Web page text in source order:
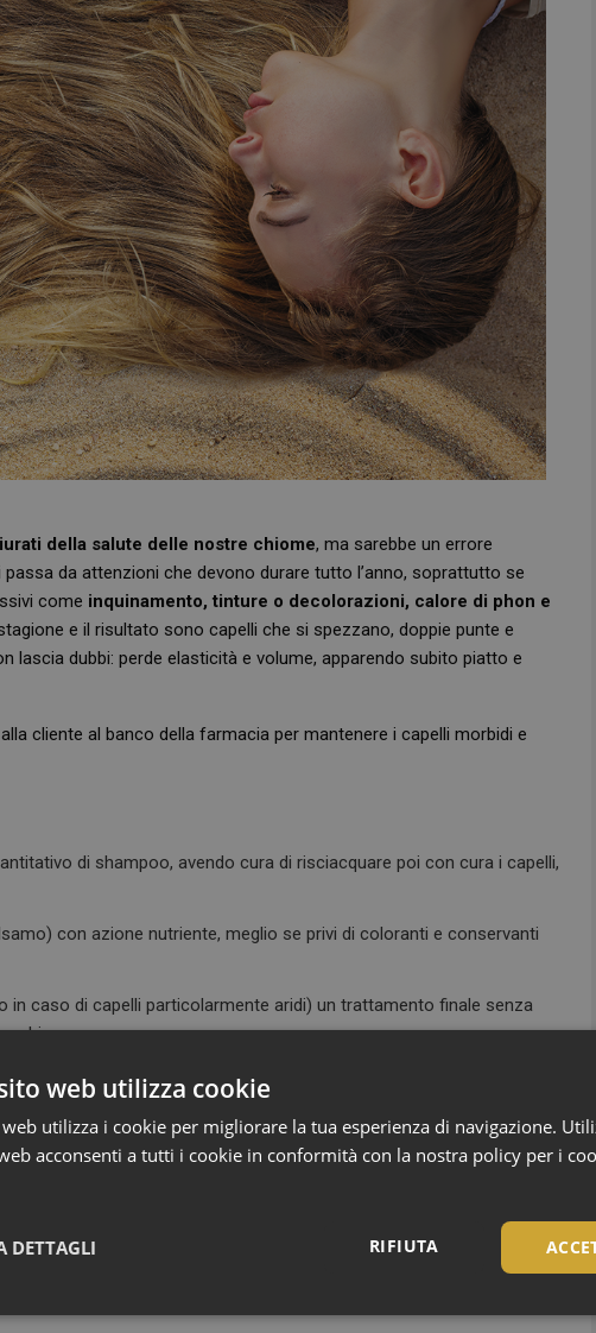
della salute delle nostre chiome, ma sarebbe un errore
da attenzioni che devono durare tutto l’anno, soprattutto se
come inquinamento, tinture o decolorazioni, calore di phon e
e il risultato sono capelli che si spezzano, doppie punte e
lascia dubbi: perde elasticità e volume, apparendo subito piatto e
cliente al banco della farmacia per mantenere i capelli morbidi e
di shampoo, avendo cura di risciacquare poi con cura i capelli,
con azione nutriente, meglio se privi di coloranti e conservanti
in caso di capelli particolarmente aridi) un trattamento finale senza
troppo il phon alla radice e non usarlo con calore eccessivo: meglio
preferire, piuttosto, i cari vecchi “bigodini”, più delicati sul capello
spazzole e pettini a denti larghi e morbidi: così facendo
troppo a lungo: meglio optare per code morbide e con elastici che
web utilizza cookie
utilizza i cookie per migliorare la tua esperienza di navigazione.
acconsenti a tutti i cookie in conformità con la nostra policy per i
RIFIUTA
DETTAGLI
Necessari